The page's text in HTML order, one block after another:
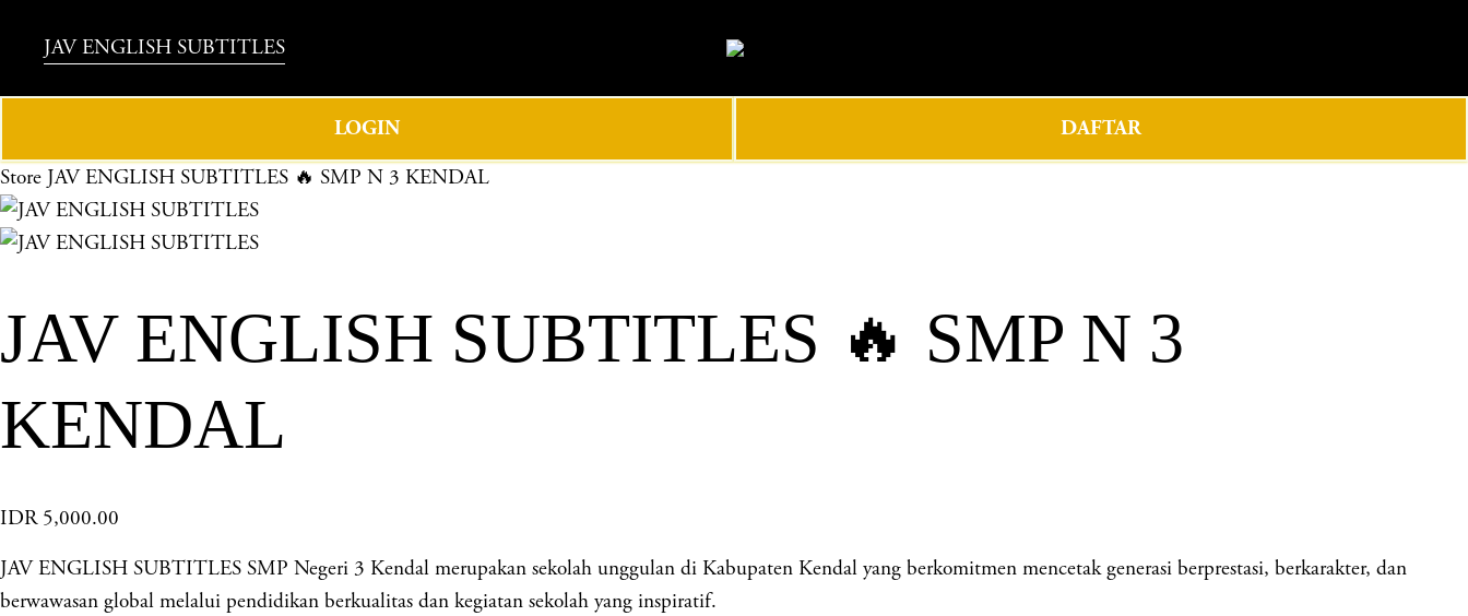
JAV ENGLISH SUBTITLES
LOGIN DAFTAR
Store JAV ENGLISH SUBTITLES 🔥 SMP N 3 KENDAL
JAV ENGLISH SUBTITLES 🔥 SMP N 3
KENDAL
IDR 5,000.00
JAV ENGLISH SUBTITLES SMP Negeri 3 Kendal merupakan sekolah unggulan di Kabupaten Kendal yang berkomitmen mencetak generasi berprestasi, berkarakter, dan
berwawasan global melalui pendidikan berkualitas dan kegiatan sekolah yang inspiratif.